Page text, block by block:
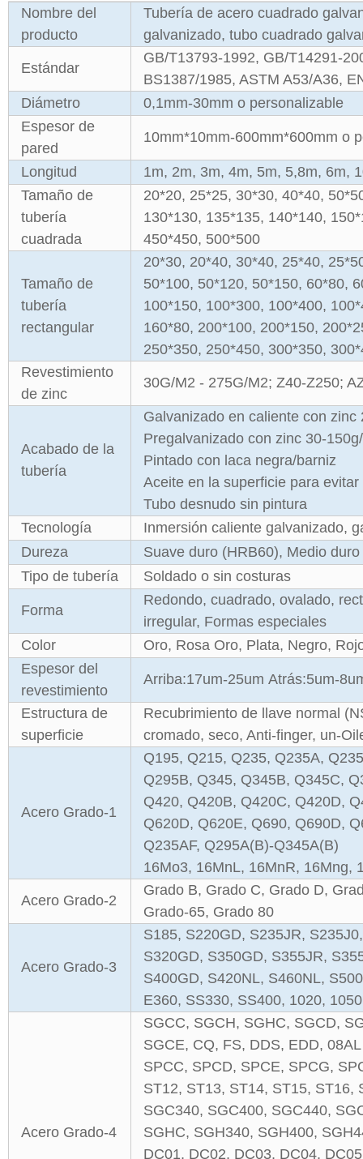
Nombre del
producto
Tubería de acero cuadrado
galvanizado, tubo cuadrado
Estándar
GB/T13793-1992, GB/T14291-
BS1387/1985, ASTM A53/A36,
Diámetro
0,1mm-30mm o personalizable
Espesor de
pared
10mm*10mm-600mm*600mm o
Longitud
1m, 2m, 3m, 4m, 5m, 5,8m, 6m,
Tamaño de
tubería
cuadrada
20*20, 25*25, 30*30, 40*40,
130*130, 135*135, 140*140,
450*450, 500*500
Tamaño de
tubería
rectangular
20*30, 20*40, 30*40, 25*40,
50*100, 50*120, 50*150, 60*80,
100*150, 100*300, 100*400,
160*80, 200*100, 200*150,
250*350, 250*450, 300*350,
Revestimiento
de zinc
30G/M2 - 275G/M2; Z40-Z250;
Acabado de la
tubería
Galvanizado en caliente con zinc
Pregalvanizado con zinc 30-
Pintado con laca negra/barniz
Aceite en la superficie para
Tubo desnudo sin pintura
Tecnología
Inmersión caliente galvanizado,
Dureza
Suave duro (HRB60), Medio
Tipo de tubería
Soldado o sin costuras
Forma
Redondo, cuadrado, ovalado,
irregular, Formas especiales
Color
Oro, Rosa Oro, Plata, Negro,
Espesor del
revestimiento
Arriba:17um-25um Atrás:5um-
Estructura de
superficie
Recubrimiento de llave normal
cromado, seco, Anti-finger, un-
Acero Grado-1
Q195, Q215, Q235, Q235A,
Q295B, Q345, Q345B, Q345C,
Q420, Q420B, Q420C, Q420D,
Q620D, Q620E, Q690, Q690D,
Q235AF, Q295A(B)-Q345A(B)
16Mo3, 16MnL, 16MnR, 16Mng,
Acero Grado-2
Grado B, Grado C, Grado D,
Grado-65, Grado 80
Acero Grado-3
S185, S220GD, S235JR,
S320GD, S350GD, S355JR,
S400GD, S420NL, S460NL,
E360, SS330, SS400, 1020, 1050
Acero Grado-4
SGCC, SGCH, SGHC, SGCD,
SGCE, CQ, FS, DDS, EDD, 08AL
SPCC, SPCD, SPCE, SPCG,
ST12, ST13, ST14, ST15, ST16,
SGC340, SGC400, SGC440,
SGHC, SGH340, SGH400,
DC01, DC02, DC03, DC04,